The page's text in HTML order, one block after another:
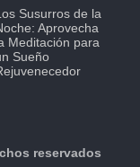
Susurros de la
Aprovecha
Meditación para
Sueño
reservados